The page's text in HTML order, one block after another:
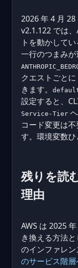
2026 年 4 月
v2.1.122 では
トを動かして
一行のつまみ
クエストごと
きます。
設定すると、
Service-Tier
コード変更は
す。環境変数ひ
残りを読
理由
AWS は 2025
き換える方法
のインファレン
のサービス階層